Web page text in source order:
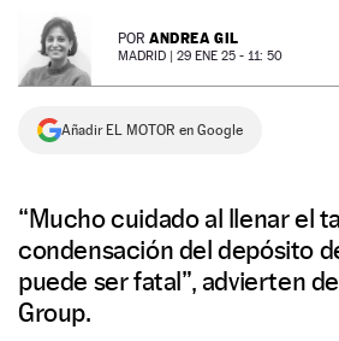
NEWSLETTER POR ANDREA GIL
MADRID | 29 ENE 25 - 11: 50
Añadir EL MOTOR en Google
“Mucho cuidado al llenar el
condensación del depósito
puede ser fatal”, advierten
Group.